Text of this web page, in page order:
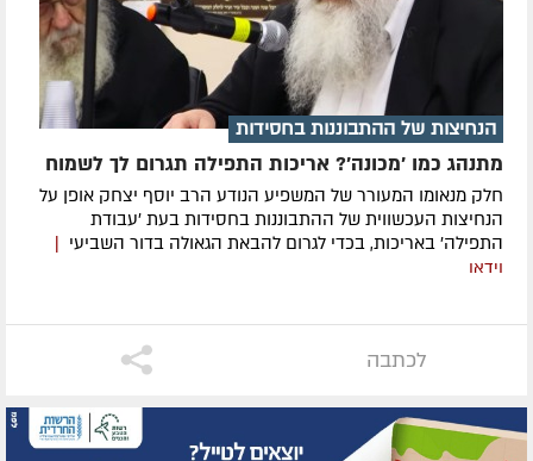
הנחיצות של ההתבוננות בחסידות
מתנהג כמו 'מכונה'? אריכות התפילה תגרום לך לשמוח
חלק מנאומו המעורר של המשפיע הנודע הרב יוסף יצחק אופן על
הנחיצות העכשווית של ההתבוננות בחסידות בעת 'עבודת
התפילה' באריכות, בכדי לגרום להבאת הגאולה בדור השביעי
וידאו
לכתבה